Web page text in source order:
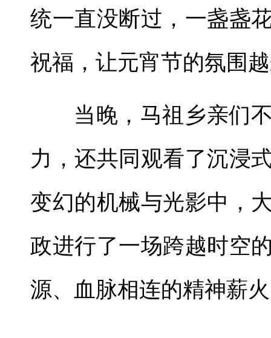
统一直没断过，一盏盏
祝福，让元宵节的氛围
当晚，马祖乡亲们
力，还共同观看了沉浸
变幻的机械与光影中，
政进行了一场跨越时空
源、血脉相连的精神薪